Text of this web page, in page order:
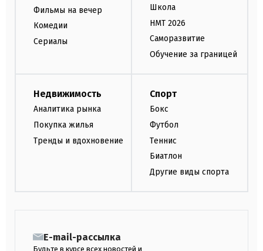
Фильмы на вечер
Комедии
Сериалы
Школа
НМТ 2026
Саморазвитие
Обучение за границей
Недвижимость
Аналитика рынка
Покупка жилья
Тренды и вдохновение
Спорт
Бокс
Футбол
Теннис
Биатлон
Другие виды спорта
E-mail-рассылка
Будьте в курсе всех новостей и